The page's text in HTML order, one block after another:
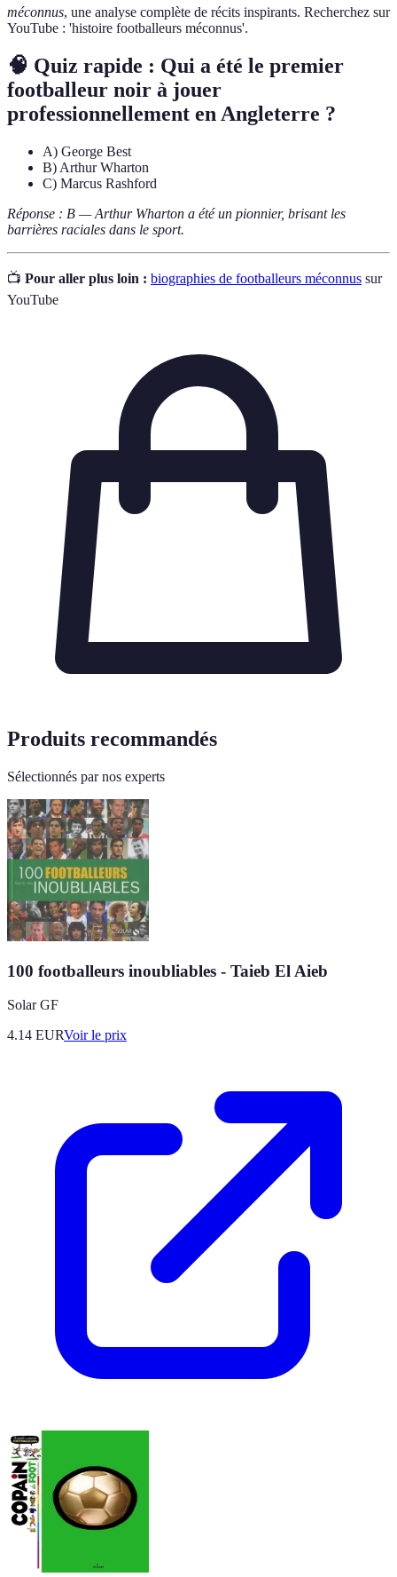
méconnus, une analyse complète de récits inspirants. Recherchez sur
YouTube : 'histoire footballeurs méconnus'.
🧠 Quiz rapide : Qui a été le premier
footballeur noir à jouer
professionnellement en Angleterre ?
A) George Best
B) Arthur Wharton
C) Marcus Rashford
Réponse : B — Arthur Wharton a été un pionnier, brisant les
barrières raciales dans le sport.
📺 Pour aller plus loin : biographies de footballeurs méconnus sur
YouTube
Produits recommandés
Sélectionnés par nos experts
100 footballeurs inoubliables - Taieb El Aieb
Solar GF
4.14 EURVoir le prix